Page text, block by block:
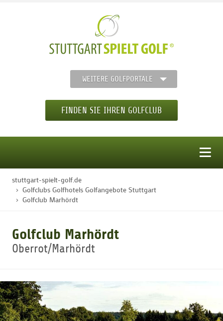
WEITERE GOLFPORTALE
FINDEN SIE IHREN GOLFCLUB
STARTSEITE
GOLFTURNIERE
GOLF NEWS
GOLFEINSTEIGER
stuttgart-spielt-golf.de
Golfclubs Golfhotels Golfangebote Stuttgart
Golfclub Marhördt
Golfclub Marhördt
Oberrot/Marhördt